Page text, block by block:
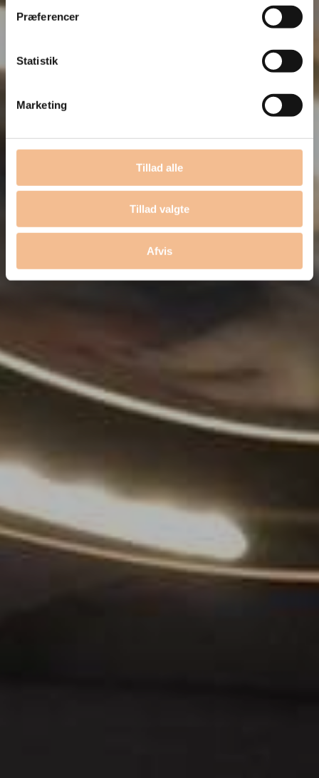
Præferencer
Statistik
Marketing
Tillad alle
Tillad valgte
Afvis